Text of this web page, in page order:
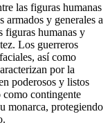
las figuras humanas
armados y generales a
figuras humanas y
Los guerreros
así como
por la
poderosos y listos
como contingente
monarca, protegiendo